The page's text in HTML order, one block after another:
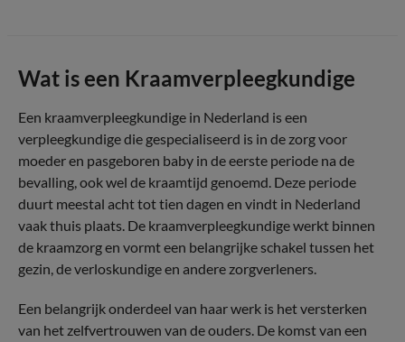
Wat is een Kraamverpleegkundige
Een kraamverpleegkundige in Nederland is een
verpleegkundige die gespecialiseerd is in de zorg voor
moeder en pasgeboren baby in de eerste periode na de
bevalling, ook wel de kraamtijd genoemd. Deze periode
duurt meestal acht tot tien dagen en vindt in Nederland
vaak thuis plaats. De kraamverpleegkundige werkt binnen
de kraamzorg en vormt een belangrijke schakel tussen het
gezin, de verloskundige en andere zorgverleners.
Een belangrijk onderdeel van haar werk is het versterken
van het zelfvertrouwen van de ouders. De komst van een